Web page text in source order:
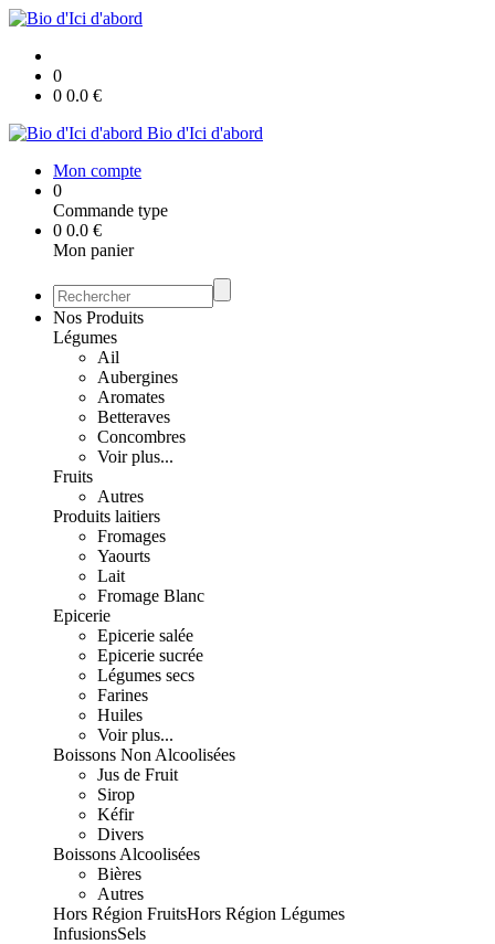
0
0 0.0 €
Bio d'Ici d'abord
Mon compte
0
Commande type
0 0.0 €
Mon panier
Nos Produits
Légumes
Ail
Aubergines
Aromates
Betteraves
Concombres
Voir plus...
Fruits
Autres
Produits laitiers
Fromages
Yaourts
Lait
Fromage Blanc
Epicerie
Epicerie salée
Epicerie sucrée
Légumes secs
Farines
Huiles
Voir plus...
Boissons Non Alcoolisées
Jus de Fruit
Sirop
Kéfir
Divers
Boissons Alcoolisées
Bières
Autres
Hors Région FruitsHors Région Légumes
InfusionsSels